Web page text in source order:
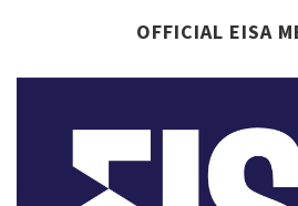
OFFICIAL EISA